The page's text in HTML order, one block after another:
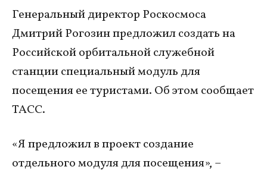
Генеральный директор Роскосмоса
Дмитрий Рогозин предложил создать на
Российской орбитальной служебной
станции специальный модуль для
посещения ее туристами. Об этом сообщает
ТАСС.
«Я предложил в проект создание
отдельного модуля для посещения», –